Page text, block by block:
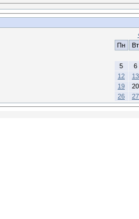
Пн
Вт
5
6
12
13
19
20
26
27